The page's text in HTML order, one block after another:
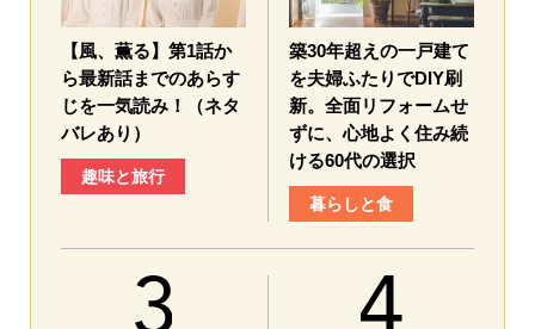
【風、薫る】第1話か
ら最新話までのあらす
じを一気読み！（ネタ
バレあり）
趣味と旅行
築30年超えの一戸建て
を夫婦ふたりでDIY刷
新。全面リフォームせ
ずに、心地よく住み続
ける60代の選択
暮らしと食